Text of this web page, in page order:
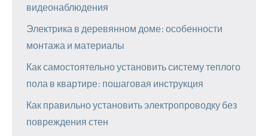
видеонаблюдения
Электрика в деревянном доме: особенности
монтажа и материалы
Как самостоятельно установить систему теплого
пола в квартире: пошаговая инструкция
Как правильно установить электропроводку без
повреждения стен